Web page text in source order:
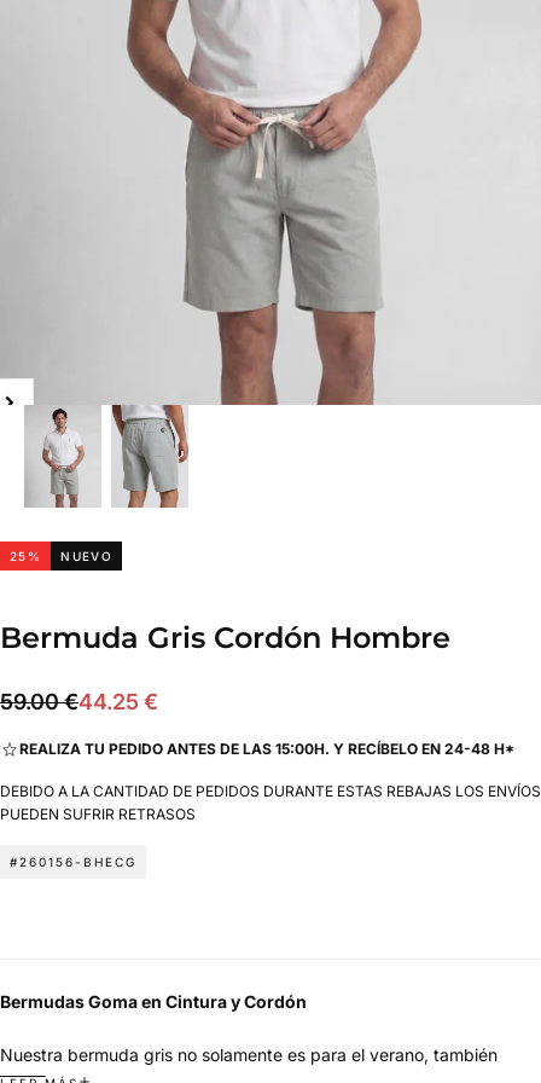
25 % NUEVO
Bermuda Gris Cordón Hombre
44.25
Precio
59.00 €Precio
44.25 €
REALIZA TU PEDIDO ANTES DE LAS 15:00H. Y RECÍBELO EN 24-48 H*
DEBIDO A LA CANTIDAD DE PEDIDOS DURANTE ESTAS REBAJAS LOS ENVÍOS
PUEDEN SUFRIR RETRASOS
#260156-BHECG
Bermudas Goma en Cintura y Cordón
Nuestra bermuda gris no solamente es para el verano, también